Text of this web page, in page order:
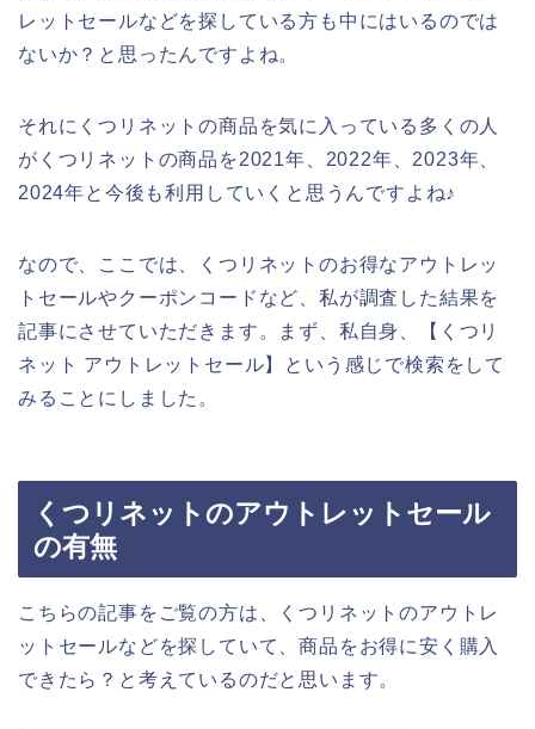
レットセールなどを探している方も中にはいるのでは
ないか？と思ったんですよね。
それにくつリネットの商品を気に入っている多くの人
がくつリネットの商品を2021年、2022年、2023年、
2024年と今後も利用していくと思うんですよね♪
なので、ここでは、くつリネットのお得なアウトレッ
トセールやクーポンコードなど、私が調査した結果を
記事にさせていただきます。まず、私自身、【くつリ
ネット アウトレットセール】という感じで検索をして
みることにしました。
くつリネットのアウトレットセール
の有無
こちらの記事をご覧の方は、くつリネットのアウトレ
ットセールなどを探していて、商品をお得に安く購入
できたら？と考えているのだと思います。